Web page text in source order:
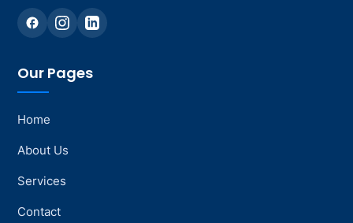
Our Pages
Home
About Us
Services
Contact